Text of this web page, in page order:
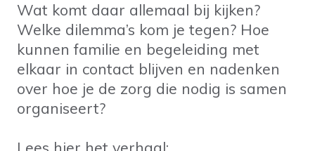
Wat komt daar allemaal bij kijken?
Welke dilemma’s kom je tegen? Hoe
kunnen familie en begeleiding met
elkaar in contact blijven en nadenken
over hoe je de zorg die nodig is samen
organiseert?